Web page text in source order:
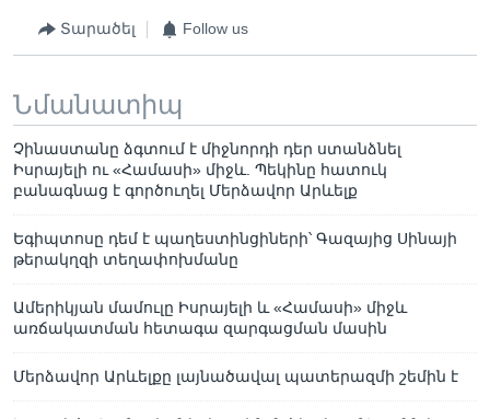
Տարածել Follow us
Նմանատիպ
Չինաստանը ձգտում է միջնորդի դեր ստանձնել
Իսրայելի ու «Համասի» միջև. Պեկինը հատուկ
բանագնաց է գործուղել Մերձավոր Արևելք
Եգիպտոսը դեմ է պաղեստինցիների՝ Գազայից Սինայի
թերակղզի տեղափոխմանը
Ամերիկյան մամուլը Իսրայելի և «Համասի» միջև
առճակատման հետագա զարգացման մասին
Մերձավոր Արևելքը լայնածավալ պատերազմի շեմին է